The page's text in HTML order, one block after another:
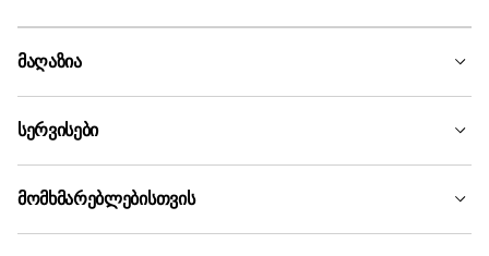
მაღაზია
სერვისები
მომხმარებლებისთვის